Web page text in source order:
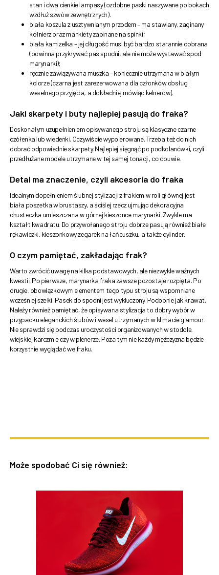
stan i dwa cienkie lampasy (ozdobne paski naszywane po bokach
wzdłuż szwów zewnętrznych).
biała koszula z usztywnianym przodem – ma stawiany, zaginany
kołnierz oraz mankiety zapinane na spinki;
biała kamizelka – jej długość musi być bardzo starannie dobrana
(powinna przykrywać pas spodni, ale nie może wystawać spod
marynarki);
ręcznie zawiązywana muszka – koniecznie utrzymana w białym
kolorze (czarna jest zarezerwowana dla członków obsługi
weselnego przyjęcia, a dokładniej mówiąc kelnerów).
Jaki skarpety i buty najlepiej pasują do fraka?
Doskonałym uzupełnieniem opisywanego stroju są klasyczne czarne
czółenka lub wiedenki. Oczywiście wypolerowane. Trzeba też do nich
dobrać odpowiednie skarpety. Najlepiej sięgnąć po podkolanówki, czyli
przedłużane modele utrzymane w tej samej tonacji, co obuwie.
Detal ma znaczenie, czyli akcesoria do fraka
Idealnym dopełnieniem ślubnej stylizacji z frakiem w roli głównej jest
biała poszetka w brustaszy, a ściślej rzecz ujmując dekoracyjna
chusteczka umieszczana w górnej kieszonce marynarki. Zwykle ma
kształt kwadratu. Do przywołanego stroju dobrze pasują również białe
rękawiczki, kieszonkowy zegarek na łańcuszku, a także cylinder.
O czym pamiętać, zakładając frak?
Warto zwrócić uwagę na kilka podstawowych, ale niezwykle ważnych
kwestii. Po pierwsze, marynarka fraka zawsze pozostaje rozpięta. Po
drugie, obowiązkowym elementem tego typu stroju są wspomniane
wcześniej szelki. Pasek do spodni jest wykluczony. Podobnie jak krawat.
Należy również pamiętać, że opisywana stylizacja to dobry wybór w
przypadku eleganckich ślubów i wesel utrzymanych w klimacie glamour.
Nie sprawdzi się podczas uroczystości organizowanych w stodole,
wiejskiej karczmie czy w plenerze. Poza tym nie każdy mężczyzna będzie
korzystnie wyglądać we fraku.
Może spodobać Ci się również: